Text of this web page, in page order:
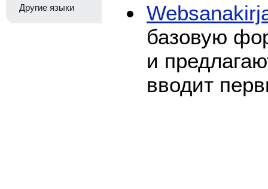
Другие языки
базовую
и
вводит